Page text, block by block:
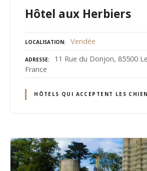
Hôtel aux Herbiers
LOCALISATION Vendée
ADRESSE
11 Rue du Donjon, 85500
France
HÔTELS QUI ACCEPTENT LES